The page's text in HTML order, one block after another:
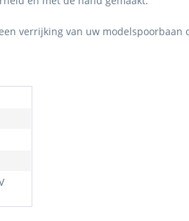
verrijking van uw modelspoorbaan